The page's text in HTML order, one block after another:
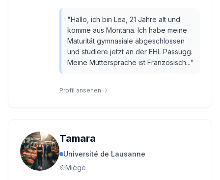
"Hallo, ich bin Lea, 21 Jahre alt und
komme aus Montana. Ich habe meine
Maturität gymnasiale abgeschlossen
und studiere jetzt an der EHL Passugg.
Meine Muttersprache ist Französisch..."
Profil ansehen
Tamara
Université de Lausanne
Miège